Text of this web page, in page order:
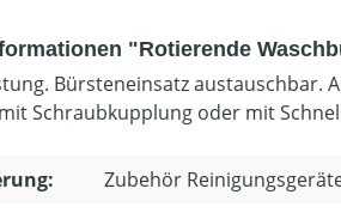
"Rotierende
Bürsteneinsatz austauschbar.
Schraubkupplung oder mit
Zubehör